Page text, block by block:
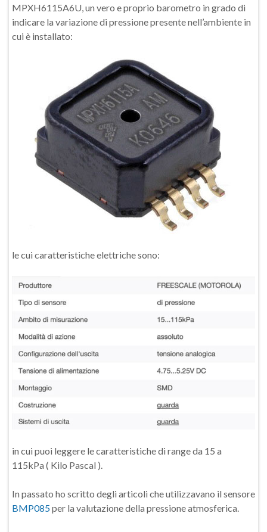
MPXH6115A6U, un vero e proprio barometro in grado di
indicare la variazione di pressione presente nell’ambiente in
cui è installato:
le cui caratteristiche elettriche sono:
in cui puoi leggere le caratteristiche di range da 15 a
115kPa ( Kilo Pascal ).
In passato ho scritto degli articoli che utilizzavano il sensore
BMP085per la valutazione della pressione atmosferica.